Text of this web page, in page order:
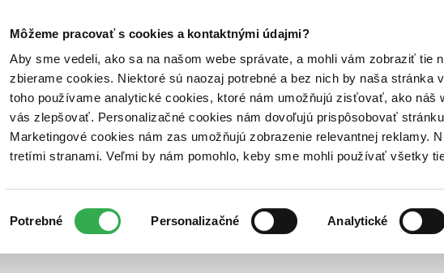
Môžeme pracovať s cookies a kontaktnými údajmi?
Aby sme vedeli, ako sa na našom webe správate, a mohli vám zobraziť tie
zbierame cookies. Niektoré sú naozaj potrebné a bez nich by naša stránka
toho používame analytické cookies, ktoré nám umožňujú zisťovať, ako náš
vás zlepšovať. Personalizačné cookies nám dovoľujú prispôsobovať
Marketingové cookies nám zas umožňujú zobrazenie relevantnej reklamy.
tretími stranami. Veľmi by nám pomohlo, keby sme mohli používať všetky
súhlasu
Potrebné Personalizačné Analytické
Poukážky Kontakt